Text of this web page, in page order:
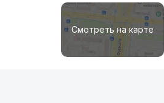
Смотреть на карте